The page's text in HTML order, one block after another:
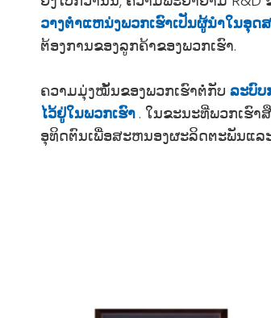
ວາງຕໍາແຫນ່ງພວກເຮົາເປັນຜູ້ນໍາໃນອຸດ
ຕ້ອງການຂອງລູກຄ້າຂອງພວກເຮົາ.
ຄວາມມຸ່ງໝັ້ນຂອງພວກເຮົາຕໍ່ກັບ ລະບົບ
ໄວ້ຢູ່ໃນພວກເຮົາ . ໃນຂະນະທີ່ພວກເຮົ
ອຸທິດຕົນເພື່ອສະຫນອງຜະລິດຕະພັນແລ